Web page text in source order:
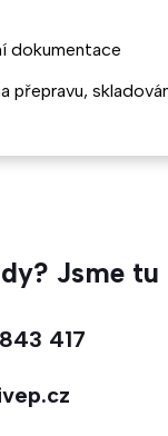
dokumentace
přepravu,
Jsme tu
417